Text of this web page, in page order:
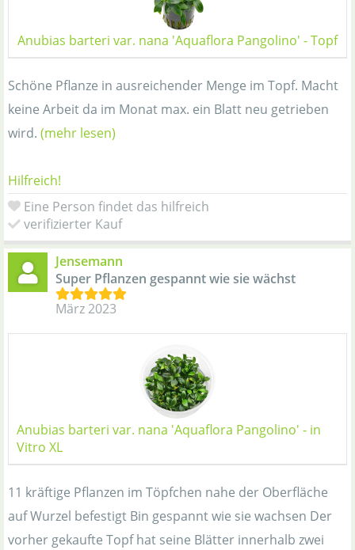
Anubias barteri var. nana 'Aquaflora Pangolino' - Topf
Schöne Pflanze in ausreichender Menge im Topf. Macht
keine Arbeit da im Monat max. ein Blatt neu getrieben
wird. (mehr lesen)
Hilfreich!
Eine Person findet das hilfreich
verifizierter Kauf
Jensemann
Super Pflanzen gespannt wie sie wächst
März 2023
Anubias barteri var. nana 'Aquaflora Pangolino' - in
Vitro XL
11 kräftige Pflanzen im Töpfchen nahe der Oberfläche
auf Wurzel befestigt Bin gespannt wie sie wachsen Der
vorher gekaufte Topf hat seine Blätter innerhalb zwei